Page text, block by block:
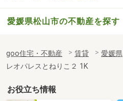
愛媛県松山市の不動産を探す
goo住宅・不動産 賃貸 愛媛県
レオパレスとねりこ２ 1K
お役立ち情報